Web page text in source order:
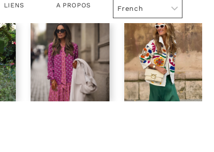
LIENS A PROPOS